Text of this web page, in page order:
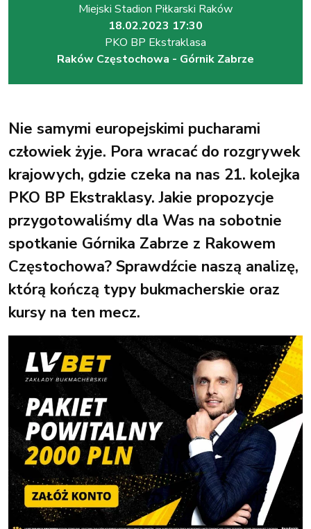
Miejski Stadion Piłkarski Raków
18.02.2023 17:30
PKO BP Ekstraklasa
Raków Częstochowa - Górnik Zabrze
Nie samymi europejskimi pucharami
człowiek żyje. Pora wracać do rozgrywek
krajowych, gdzie czeka na nas 21. kolejka
PKO BP Ekstraklasy. Jakie propozycje
przygotowaliśmy dla Was na sobotnie
spotkanie Górnika Zabrze z Rakowem
Częstochowa? Sprawdźcie naszą analizę,
którą kończą typy bukmacherskie oraz
kursy na ten mecz.